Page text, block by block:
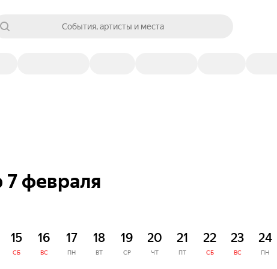
События, артисты и места
7 февраля
15
СБ
16
ВС
17
ПН
18
ВТ
19
СР
20
ЧТ
21
ПТ
22
СБ
23
ВС
24
ПН